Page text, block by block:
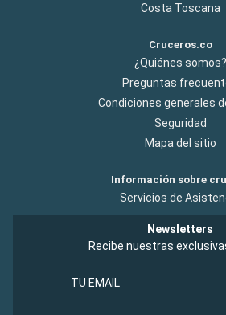
Costa Toscana
Cruceros.co
¿Quiénes somos?
Preguntas
Condiciones generales
Seguridad
Mapa del sitio
Información sobre
Servicios de
Newsletters
Recibe nuestras
TU EMAIL